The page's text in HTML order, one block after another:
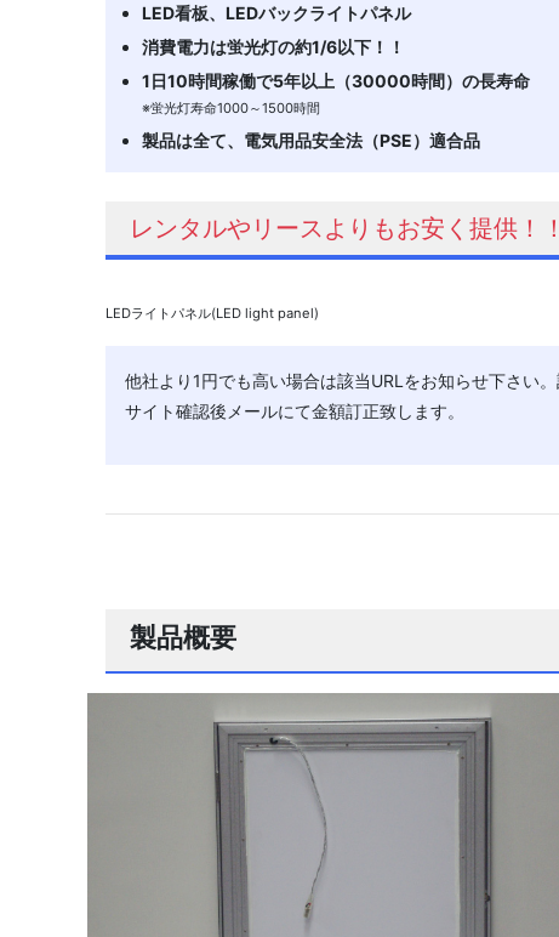
LED看板、LEDバックライトパネル
消費電力は蛍光灯の約1/6以下！！
1日10時間稼働で5年以上（30000時間）の長寿命
※蛍光灯寿命1000～1500時間
製品は全て、電気用品安全法（PSE）適合品
レンタルやリースよりもお安く提供！！
LEDライトパネル(LED light panel)
他社より1円でも高い場合は該当URLをお知らせ下さい。
サイト確認後メールにて金額訂正致します。
製品概要